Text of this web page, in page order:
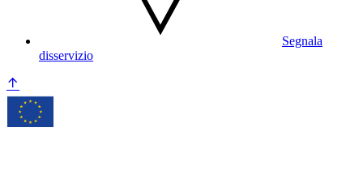
Segnala
disservizio